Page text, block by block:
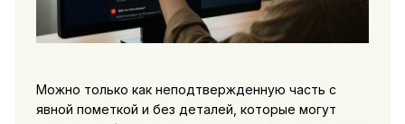
Можно только как неподтвержденную часть с
явной пометкой и без деталей, которые могут